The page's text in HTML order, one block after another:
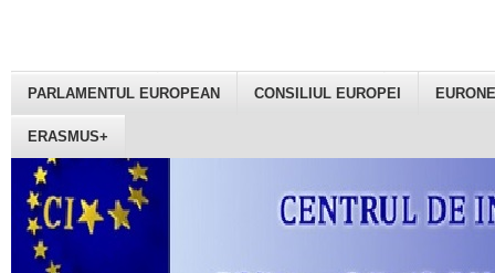
PARLAMENTUL EUROPEAN CONSILIUL EUROPEI
ERASMUS+